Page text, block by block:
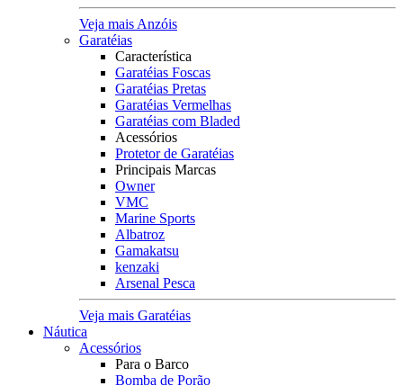
Veja mais Anzóis
Garatéias
Característica
Garatéias Foscas
Garatéias Pretas
Garatéias Vermelhas
Garatéias com Bladed
Acessórios
Protetor de Garatéias
Principais Marcas
Owner
VMC
Marine Sports
Albatroz
Gamakatsu
kenzaki
Arsenal Pesca
Veja mais Garatéias
Náutica
Acessórios
Para o Barco
Bomba de Porão